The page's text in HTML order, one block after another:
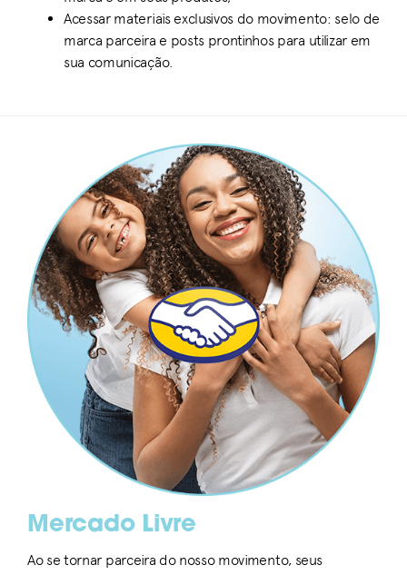
Acessar materiais exclusivos do movimento: selo de
marca parceira e posts prontinhos para utilizar em
sua comunicação.
Mercado Livre
Ao se tornar parceira do nosso movimento, seus